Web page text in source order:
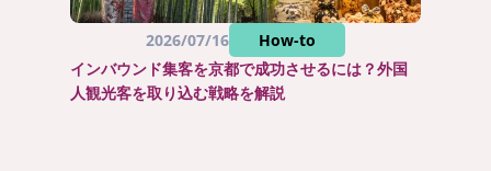
2026/07/16
How-to
インバウンド集客を京都で成功させるには？外国
人観光客を取り込む戦略を解説